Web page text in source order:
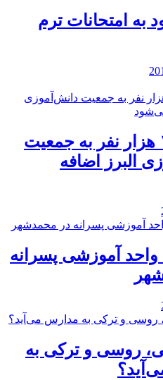
به امتحانات ترم
️سالانه ۱۲ هزار نفر به جمعیت
البرز اضافه
واحد آموزشی پسرانه
روسی و ترکی به